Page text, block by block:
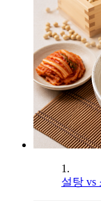
1.
설탕 vs